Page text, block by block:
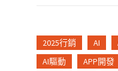
2025行銷 AI
AI驅動
APP開發